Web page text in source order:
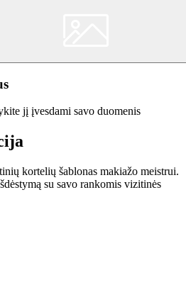
jį įvesdami savo duomenis
kortelių šablonas makiažo meistrui.
su savo rankomis vizitinės